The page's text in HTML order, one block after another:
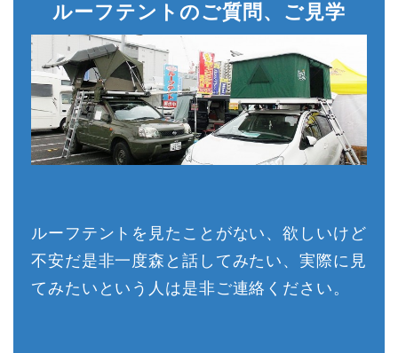
ルーフテントのご質問、ご見学
ルーフテントを見たことがない、欲しいけど
不安だ是非一度森と話してみたい、実際に見
てみたいという人は是非ご連絡ください。